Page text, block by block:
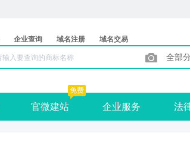
企业查询 域名注册 域名交易
全部
官微建站
免费
企业服务 法